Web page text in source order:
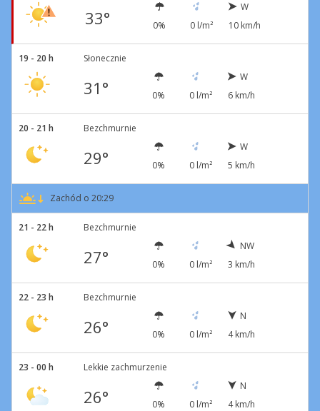
33° 0% 0 l/m²
W
10 km/h
19 - 20 h Słonecznie
31° 0% 0 l/m²
W
6 km/h
20 - 21 h Bezchmurnie
29° 0% 0 l/m²
W
5 km/h
Zachód o 20:29
21 - 22 h Bezchmurnie
27° 0% 0 l/m²
NW
3 km/h
22 - 23 h Bezchmurnie
26° 0% 0 l/m²
N
4 km/h
23 - 00 h Lekkie zachmurzenie
26° 0% 0 l/m²
N
4 km/h